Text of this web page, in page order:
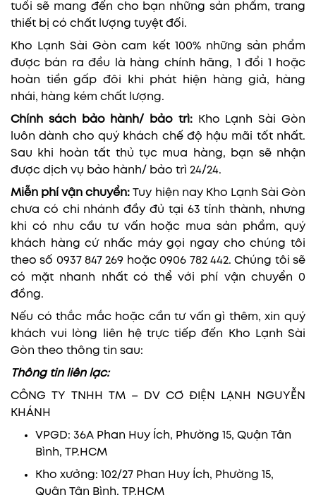
tuổi sẽ mang đến cho bạn những sản phẩm, trang
thiết bị có chất lượng tuyệt đối.
Kho Lạnh Sài Gòn cam kết 100% những sản phẩm
được bán ra đều là hàng chính hãng, 1 đổi 1 hoặc
hoàn tiền gấp đôi khi phát hiện hàng giả, hàng
nhái, hàng kém chất lượng.
Chính sách bảo hành/ bảo trì:
Kho Lạnh Sài Gòn
luôn dành cho quý khách chế độ hậu mãi tốt nhất.
Sau khi hoàn tất thủ tục mua hàng, bạn sẽ nhận
được dịch vụ bảo hành/ bảo trì 24/24.
Miễn phí vận chuyển: Tuy hiện nay Kho Lạnh Sài Gòn
chưa có chi nhánh đầy đủ tại 63 tỉnh thành, nhưng
khi có nhu cầu tư vấn hoặc mua sản phẩm, quý
khách hàng cứ nhấc máy gọi ngay cho chúng tôi
theo số 0937 847 269 hoặc 0906 782 442. Chúng tôi sẽ
có mặt nhanh nhất có thể với phí vận chuyển 0
đồng.
Nếu có thắc mắc hoặc cần tư vấn gì thêm, xin quý
khách vui lòng liên hệ trực tiếp đến Kho Lạnh Sài
Gòn theo thông tin sau:
Thông tin liên lạc:
CÔNG TY TNHH TM – DV CƠ ĐIỆN LẠNH NGUYỄN
KHÁNH
VPGD: 36A Phan Huy Ích, Phường 15, Quận Tân
Bình, TP.HCM
Kho xưởng: 102/27 Phan Huy Ích, Phường 15,
Quận Tân Bình, TP.HCM